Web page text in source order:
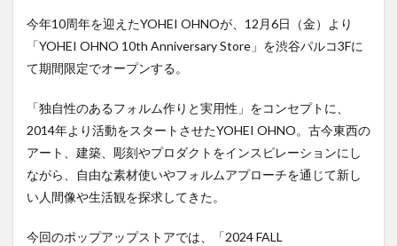
今年10周年を迎えたYOHEI OHNOが、12月6日（金）より
「YOHEI OHNO 10th Anniversary Store」を渋谷パルコ3Fに
て期間限定でオープンする。
「独自性のあるフォルム作りと実用性」をコンセプトに、
2014年より活動をスタートさせたYOHEI OHNO。古今東⻄の
アート、建築、彫刻やプロダクトをインスピレーションにし
ながら、自由な素材使いやフォルムアプローチを通じて新し
い人間像や生活観を探求してきた。
今回のポップアップストアでは、「2024 FALL